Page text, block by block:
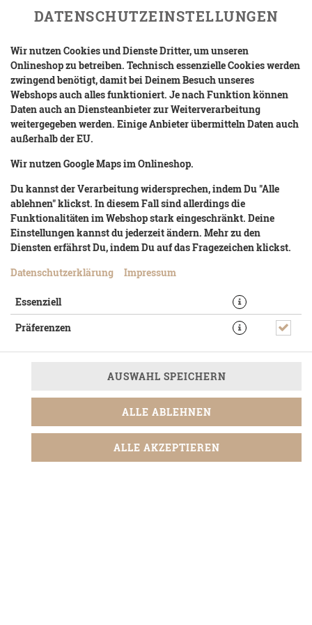
BBQ BURGER (BIG)
mit Burgerbrötchen, Rindfleisch, BBQ-Sauce, Bacon,
Cheddar-Käse, Salat, Tomaten, Gurken und gebratenen
Zwiebeln
DATENSCHUTZEINSTELLUNGEN
Wir nutzen Cookies und Dienste Dritter, um unseren
Onlineshop zu betreiben. Technisch essenzielle Cookies werden
zwingend benötigt, damit bei Deinem Besuch unseres
Webshops auch alles funktioniert. Je nach Funktion können
Daten auch an Diensteanbieter zur Weiterverarbeitung
weitergegeben werden. Einige Anbieter übermitteln Daten auch
außerhalb der EU.
Wir nutzen Google Maps im Onlineshop.
Du kannst der Verarbeitung widersprechen, indem Du "Alle
ablehnen" klickst. In diesem Fall sind allerdings die
Funktionalitäten im Webshop stark eingeschränkt. Deine
Einstellungen kannst du jederzeit ändern. Mehr zu den
Diensten erfährst Du, indem Du auf das Fragezeichen klickst.
Datenschutzerklärung
Impressum
Essenziell
Präferenzen
AUSWAHL SPEICHERN
ALLE ABLEHNEN
ALLE AKZEPTIEREN